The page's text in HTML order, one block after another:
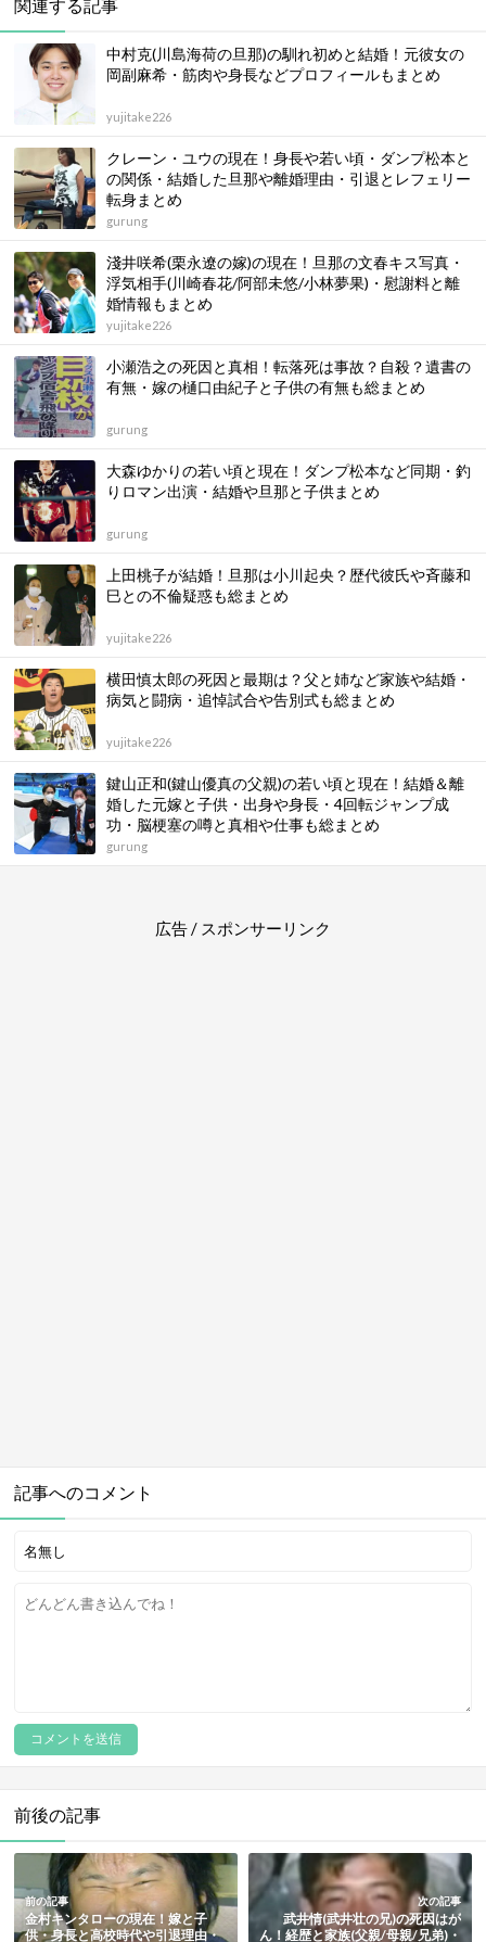
関連する記事
中村克(川島海荷の旦那)の馴れ初めと結婚！元彼女の
岡副麻希・筋肉や身長などプロフィールもまとめ
yujitake226
クレーン・ユウの現在！身長や若い頃・ダンプ松本と
の関係・結婚した旦那や離婚理由・引退とレフェリー
転身まとめ
gurung
淺井咲希(栗永遼の嫁)の現在！旦那の文春キス写真・
浮気相手(川崎春花/阿部未悠/小林夢果)・慰謝料と離
婚情報もまとめ
yujitake226
小瀬浩之の死因と真相！転落死は事故？自殺？遺書の
有無・嫁の樋口由紀子と子供の有無も総まとめ
gurung
大森ゆかりの若い頃と現在！ダンプ松本など同期・釣
りロマン出演・結婚や旦那と子供まとめ
gurung
上田桃子が結婚！旦那は小川起央？歴代彼氏や斉藤和
巳との不倫疑惑も総まとめ
yujitake226
横田慎太郎の死因と最期は？父と姉など家族や結婚・
病気と闘病・追悼試合や告別式も総まとめ
yujitake226
鍵山正和(鍵山優真の父親)の若い頃と現在！結婚＆離
婚した元嫁と子供・出身や身長・4回転ジャンプ成
功・脳梗塞の噂と真相や仕事も総まとめ
gurung
広告 / スポンサーリンク
記事へのコメント
前後の記事
前の記事
金村キンタローの現在！嫁と子
供・身長と高校時代や引退理由・
次の記事
武井情(武井壮の兄)の死因はが
ん！経歴と家族(父親/母親/兄弟)・